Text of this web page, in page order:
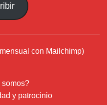
con Mailchimp)
somos?
y patrocinio